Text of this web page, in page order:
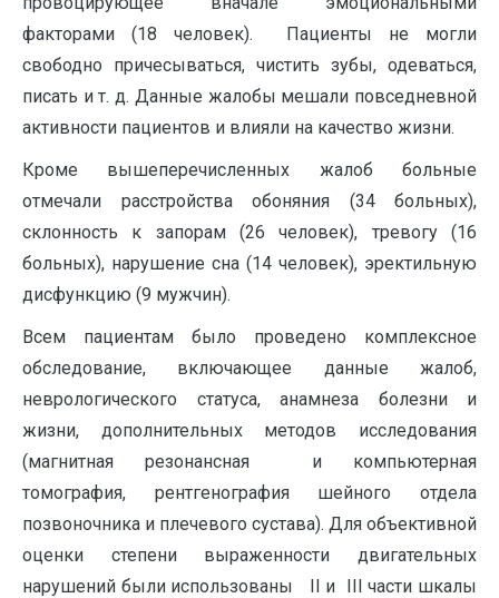
факторами (18 человек). Пациенты не могли
свободно причесываться, чистить зубы, одеваться,
писать и т. д. Данные жалобы мешали повседневной
активности пациентов и влияли на качество жизни.
Кроме вышеперечисленных жалоб больные
отмечали расстройства обоняния (34 больных),
склонность к запорам (26 человек), тревогу (16
больных), нарушение сна (14 человек), эректильную
дисфункцию (9 мужчин).
Всем пациентам было проведено комплексное
обследование, включающее данные жалоб,
неврологического статуса, анамнеза болезни и
жизни, дополнительных методов исследования
(магнитная резонансная и компьютерная
томография, рентгенография шейного отдела
позвоночника и плечевого сустава). Для объективной
оценки степени выраженности двигательных
нарушений были использованы II и III части шкалы